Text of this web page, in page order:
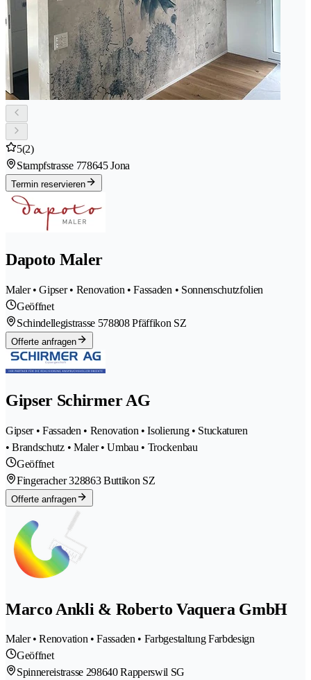
5(2)
Stampfstrasse 778645 Jona
Termin reservieren
Dapoto Maler
Maler • Gipser • Renovation • Fassaden • Sonnenschutzfolien
Geöffnet
Schindellegistrasse 578808 Pfäffikon SZ
Offerte anfragen
Gipser Schirmer AG
Gipser • Fassaden • Renovation • Isolierung • Stuckaturen
• Brandschutz • Maler • Umbau • Trockenbau
Geöffnet
Fingeracher 328863 Buttikon SZ
Offerte anfragen
Marco Ankli & Roberto Vaquera GmbH
Maler • Renovation • Fassaden • Farbgestaltung Farbdesign
Geöffnet
Spinnereistrasse 298640 Rapperswil SG